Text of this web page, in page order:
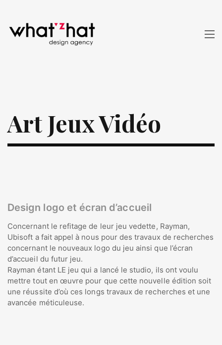
Art Jeux Vidéo
Design logo et écran d’accueil
Concernant le refitage de leur jeu vedette, Rayman,
Ubisoft a fait appel à nous pour des travaux de recherches
concernant le nouveaux logo du jeu ainsi que l’écran
d’accueil du futur jeu.
Rayman étant LE jeu qui a lancé le studio, ils ont voulu
mettre tout en œuvre pour que cette nouvelle édition soit
une réussite d’où ces longs travaux de recherches et une
avancée méticuleuse.